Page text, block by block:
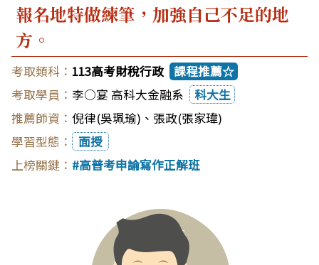
報名地特做練筆，加強自己不足的地
方。
113高考財稅行政 課程推薦☆
李○宴 高科大金融系
科大生
倪律(吳珮瑜) 、 張政(張家瑋)
面授
高普考申論寫作正解班